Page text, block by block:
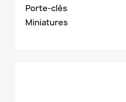
Porte-clés
Miniatures